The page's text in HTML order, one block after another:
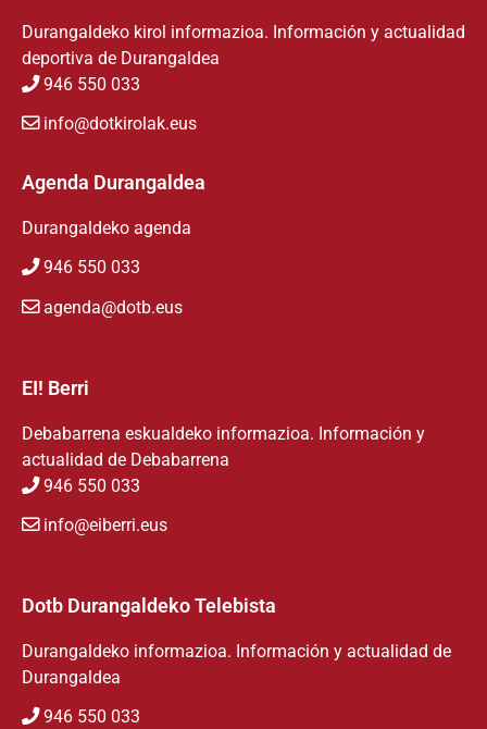
Durangaldeko kirol informazioa. Información y actualidad
deportiva de Durangaldea
946 550 033
info@dotkirolak.eus
Agenda Durangaldea
Durangaldeko agenda
946 550 033
agenda@dotb.eus
EI! Berri
Debabarrena eskualdeko informazioa. Información y
actualidad de Debabarrena
946 550 033
info@eiberri.eus
Dotb Durangaldeko Telebista
Durangaldeko informazioa. Información y actualidad de
Durangaldea
946 550 033